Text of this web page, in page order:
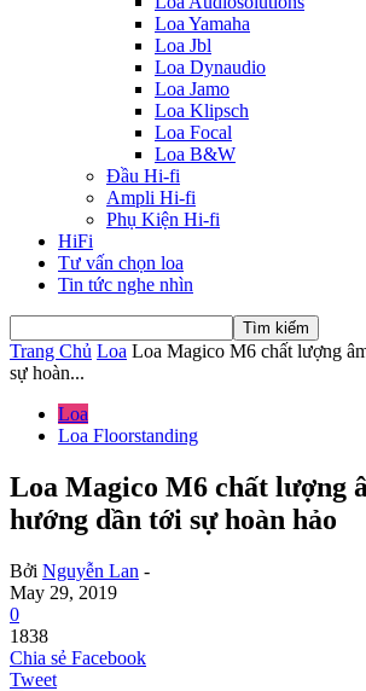
Loa Yamaha
Loa Jbl
Loa Dynaudio
Loa Jamo
Loa Klipsch
Loa Focal
Loa B&W
Đầu Hi-fi
Ampli Hi-fi
Phụ Kiện Hi-fi
HiFi
Tư vấn chọn loa
Tin tức nghe nhìn
Trang Chủ Loa Loa Magico M6 chất lượng
sự hoàn...
Loa
Loa Floorstanding
Loa Magico M6 chất lượng
hướng dần tới sự hoàn hảo
Bởi Nguyễn Lan -
May 29, 2019
0
1838
Chia sẻ Facebook
Tweet